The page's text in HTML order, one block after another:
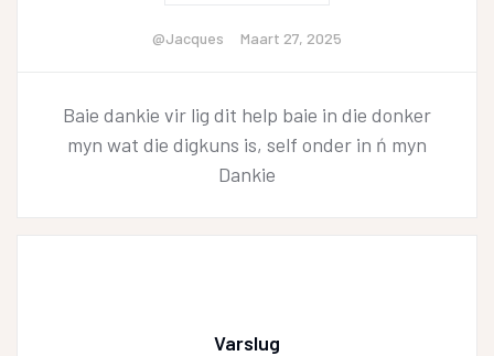
@Jacques Maart 27, 2025
Baie dankie vir lig dit help baie in die donker
myn wat die digkuns is, self onder in ń myn
Dankie
Varslug